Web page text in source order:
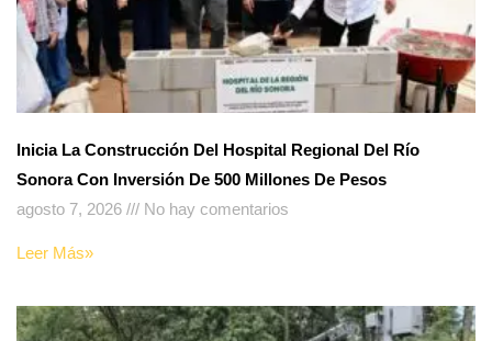
Inicia La Construcción Del Hospital Regional Del Río
Sonora Con Inversión De 500 Millones De Pesos
agosto 7, 2026
No hay comentarios
Leer Más»